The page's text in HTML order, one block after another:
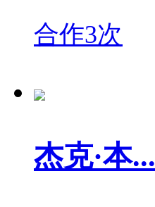
合作3次
杰克·本...